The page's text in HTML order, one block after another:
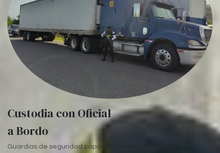
Custodia con Oficial
a Bordo
Guardias de seguridad capacitados para diversas